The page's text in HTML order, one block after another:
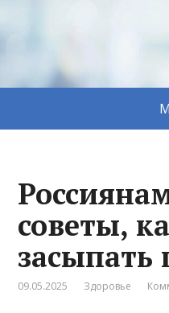
советы,
засыпать
09.05.2025 Здоровье